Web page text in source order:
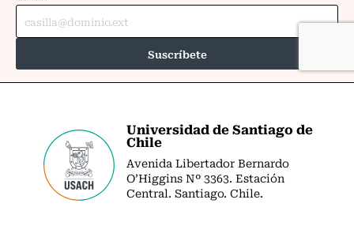
Universidad de Santiago de
Chile
Avenida Libertador Bernardo
O’Higgins Nº 3363. Estación
Central. Santiago. Chile.